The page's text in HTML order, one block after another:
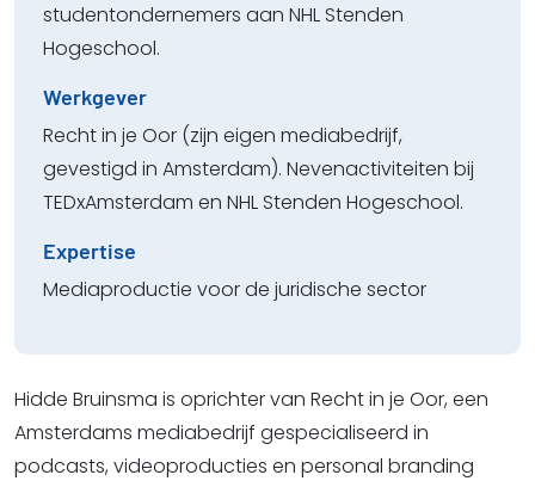
studentondernemers aan NHL Stenden
Hogeschool.
Werkgever
Recht in je Oor (zijn eigen mediabedrijf,
gevestigd in Amsterdam). Nevenactiviteiten bij
TEDxAmsterdam en NHL Stenden Hogeschool.
Expertise
Mediaproductie voor de juridische sector
Hidde Bruinsma is oprichter van Recht in je Oor, een
Amsterdams mediabedrijf gespecialiseerd in
podcasts, videoproducties en personal branding